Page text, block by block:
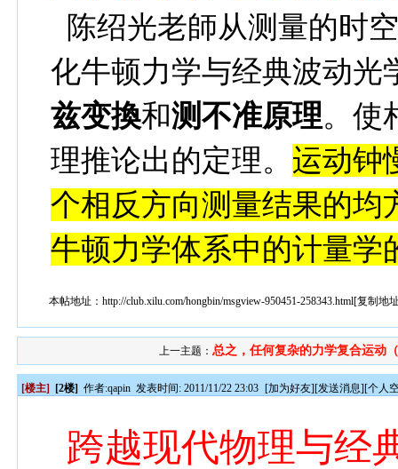
陈绍光老師从测量的时
化牛顿力学与经典波动光
兹变換和测不准原理。使
理推论出的定理。 运动钟
个相反方向测量结果的均
牛顿力学体系中的计量学
本帖地址：http://club.xilu.com/hongbin/msgview-950451-258343.html[复制地
上一主题： 总之，任何复杂的力学复合运动
[楼主] [2楼] 作者:qapin 发表时间: 2011/11/22 23:03 [加为好友][发送消息][个人
跨越现代物理与